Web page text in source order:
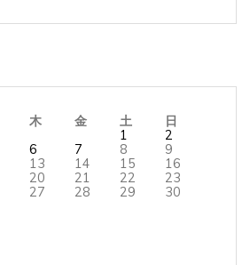
木 金 土
日
1
2
6 7 8
9
13 14 15
16
20 21 22
23
27 28 29
30